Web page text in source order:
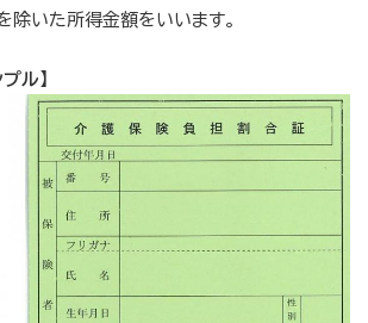
除いた所得金額をいいます。
ル】